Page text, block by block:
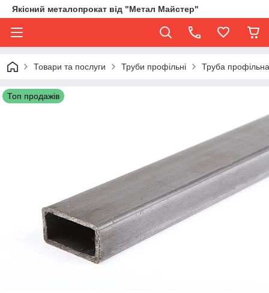
Якісний металопрокат від "Метал Майстер"
Товари та послуги Труби профільні Труба
Топ продажів